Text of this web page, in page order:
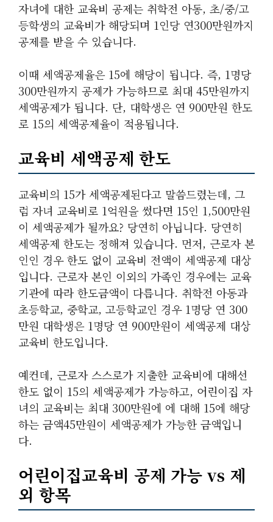
자녀에 대한 교육비 공제는 취학전 아동, 초/중/고
등학생의 교육비가 해당되며 1인당 연300만원까지
공제를 받을 수 있습니다.
이때 세액공제율은 15에 해당이 됩니다. 즉, 1명당
300만원까지 공제가 가능하므로 최대 45만원까지
세액공제가 됩니다. 단, 대학생은 연 900만원 한도
로 15의 세액공제율이 적용됩니다.
교육비 세액공제 한도
교육비의 15가 세액공제된다고 말씀드렸는데, 그
럼 자녀 교육비로 1억원을 썼다면 15인 1,500만원
이 세액공제가 될까요? 당연히 아닙니다. 당연히
세액공제 한도는 정해져 있습니다. 먼저, 근로자 본
인인 경우 한도 없이 교육비 전액이 세액공제 대상
입니다. 근로자 본인 이외의 가족인 경우에는 교육
기관에 따라 한도금액이 다릅니다. 취학전 아동과
초등학교, 중학교, 고등학교인 경우 1명당 연 300
만원 대학생은 1명당 연 900만원이 세액공제 대상
교육비 한도입니다.
예컨데, 근로자 스스로가 지출한 교육비에 대해선
한도 없이 15의 세액공제가 가능하고, 어린이집 자
녀의 교육비는 최대 300만원에 에 대해 15에 해당
하는 금액45만원이 세액공제가 가능한 금액입니
다.
어린이집교육비 공제 가능 vs 제
외 항목